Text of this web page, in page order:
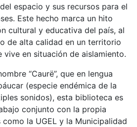
espacio y sus recursos para el
Este hecho marca un hito
cultural y educativa del país, al
de alta calidad en un territorio
en situación de aislamiento.
“Caurë”, que en lengua
(especie endémica de la
sonidos), esta biblioteca es
conjunto con la propia
la UGEL y la Municipalidad